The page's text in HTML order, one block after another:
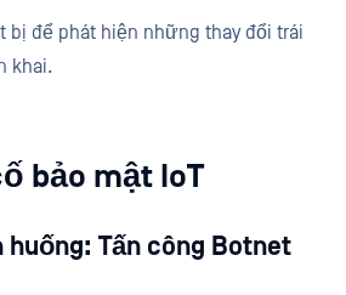
bị để phát hiện những thay đổi trái
khai.
bảo mật IoT
huống: Tấn công Botnet